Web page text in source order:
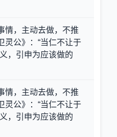
情，主动去做，不推
灵公》：“当仁不让于
，引申为应该做的
情，主动去做，不推
灵公》：“当仁不让于
，引申为应该做的